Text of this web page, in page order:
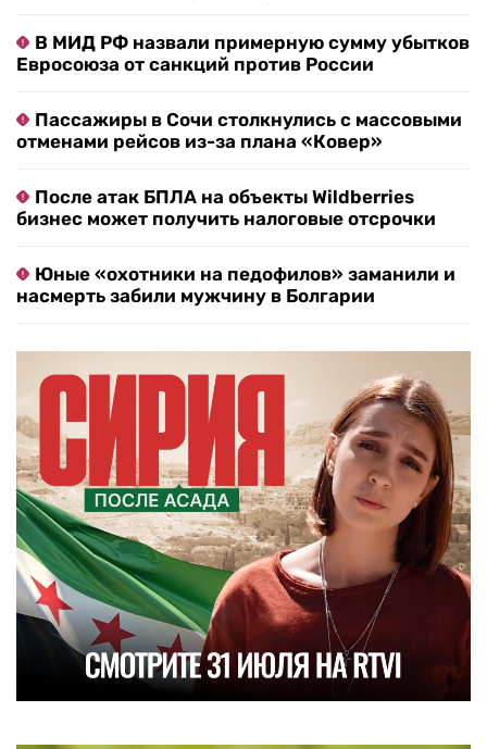
В МИД РФ назвали примерную сумму убытков
Евросоюза от санкций против России
Пассажиры в Сочи столкнулись с массовыми
отменами рейсов из-за плана «Ковер»
После атак БПЛА на объекты Wildberries
бизнес может получить налоговые отсрочки
Юные «охотники на педофилов» заманили и
насмерть забили мужчину в Болгарии